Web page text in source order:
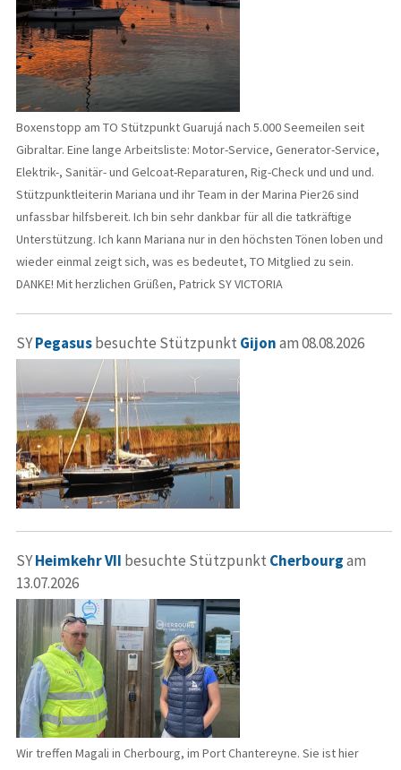
Boxenstopp am TO Stützpunkt Guarujá nach 5.000 Seemeilen seit
Gibraltar. Eine lange Arbeitsliste: Motor-Service, Generator-Service,
Elektrik-, Sanitär- und Gelcoat-Reparaturen, Rig-Check und und und.
Stützpunktleiterin Mariana und ihr Team in der Marina Pier26 sind
unfassbar hilfsbereit. Ich bin sehr dankbar für all die tatkräftige
Unterstützung. Ich kann Mariana nur in den höchsten Tönen loben und
wieder einmal zeigt sich, was es bedeutet, TO Mitglied zu sein.
DANKE! Mit herzlichen Grüßen, Patrick SY VICTORIA
SYPegasusbesuchte Stützpunkt Gijonam 08.08.2026
SYHeimkehr VII besuchte Stützpunkt Cherbourgam
13.07.2026
Wir treffen Magali in Cherbourg, im Port Chantereyne. Sie ist hier